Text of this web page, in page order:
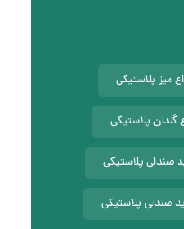
میز پلاستیکی
گلدان پلاستیکی
صندلی پلاستیکی
صندلی پلاستیکی